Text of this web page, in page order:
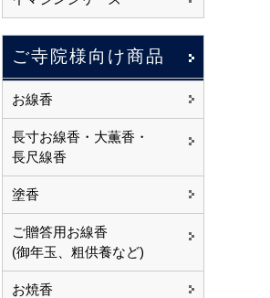
ご寺院様向け商品
お線香
長寸お線香・大薫香・
長尺線香
塗香
ご贈答用お線香
(御年玉、粗供養など)
お焼香